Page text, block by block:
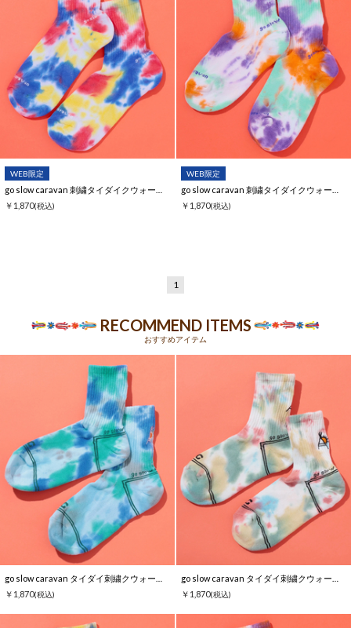
WEB限定
￥1,870(税込)
WEB限定
￥1,870(税込)
1
RECOMMEND ITEMS
おすすめアイテム
￥1,870(税込)
￥1,870(税込)